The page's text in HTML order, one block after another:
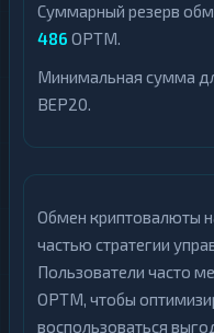
Суммарный резерв
486 OPTM.
Минимальная сумма
BEP20.
Обмен криптовалюты
частью стратегии
Пользователи часто
OPTM, чтобы
воспользоваться